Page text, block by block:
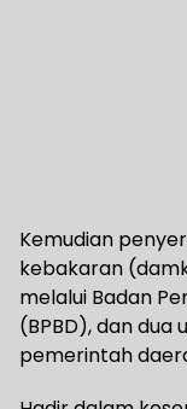
Kemudian
kebakaran
melalui Badan
(BPBD), dan dua
pemerintah